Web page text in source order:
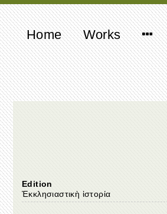
Home Works
Edition
Ἐκκλησιαστικὴ ἱστορία